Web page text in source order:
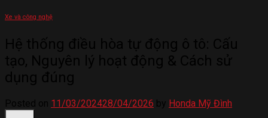
Xe và công nghệ
11/03/202428/04/2026 Honda Mỹ Đình